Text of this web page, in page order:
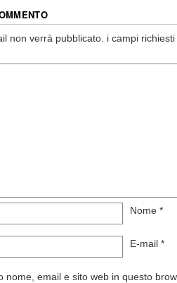
non verrà pubblicato. i campi
Nome *
E-mail *
nome, email e sito web in questo